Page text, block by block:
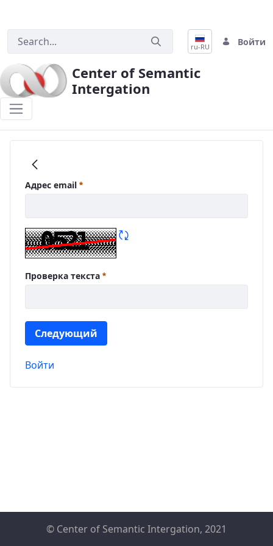
ru-RU Войти
Center of Semantic
Intergation
Главная
Адрес email
Проверка текста
Следующий
Войти
© Center of Semantic Intergation, 2021